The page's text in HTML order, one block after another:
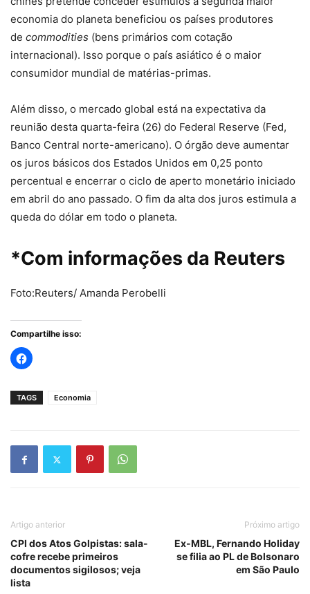
economia do planeta beneficiou os países produtores
de commodities (bens primários com cotação
internacional). Isso porque o país asiático é o maior
consumidor mundial de matérias-primas.
Além disso, o mercado global está na expectativa da
reunião desta quarta-feira (26) do Federal Reserve (Fed,
Banco Central norte-americano). O órgão deve aumentar
os juros básicos dos Estados Unidos em 0,25 ponto
percentual e encerrar o ciclo de aperto monetário iniciado
em abril do ano passado. O fim da alta dos juros estimula a
queda do dólar em todo o planeta.
*Com informações da Reuters
Foto:Reuters/ Amanda Perobelli
Compartilhe isso:
TAGS Economia
Artigo anterior
CPI dos Atos Golpistas: sala-
cofre recebe primeiros
documentos sigilosos; veja
lista
Próximo artigo
Ex-MBL, Fernando Holiday
se filia ao PL de Bolsonaro
em São Paulo